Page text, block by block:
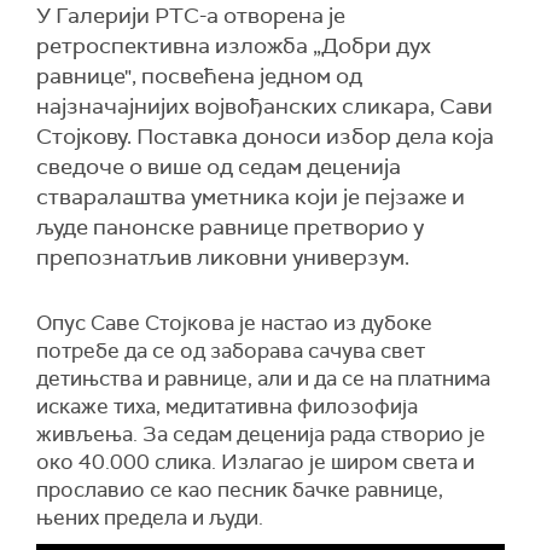
У Галерији РТС-а отворена је
ретроспективна изложба „Добри дух
равнице", посвећена једном од
најзначајнијих војвођанских сликара, Сави
Стојкову. Поставка доноси избор дела која
сведоче о више од седам деценија
стваралаштва уметника који је пејзаже и
људе панонске равнице претворио у
препознатљив ликовни универзум.
Опус Саве Стојкова је настао из дубоке
потребе да се од заборава сачува свет
детињства и равнице, али и да се на платнима
искаже тиха, медитативна филозофија
живљења. За седам деценија рада створио је
око 40.000 слика. Излагао је широм света и
прославио се као песник бачке равнице,
њених предела и људи.